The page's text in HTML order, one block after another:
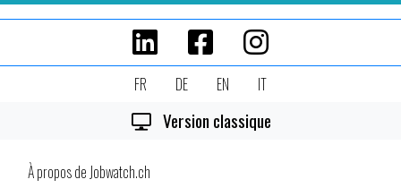
FR DE EN IT
Version classique
À propos de Jobwatch.ch